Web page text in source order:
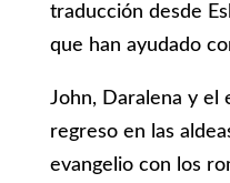
traducción desde
que han ayudado
John, Daralena y el
regreso en las
evangelio con los